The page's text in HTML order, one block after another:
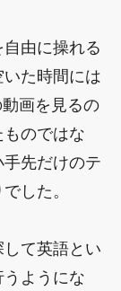
由に操れる
た時間には
画を見るの
のではな
先だけのテ
した。
て英語とい
ようにな